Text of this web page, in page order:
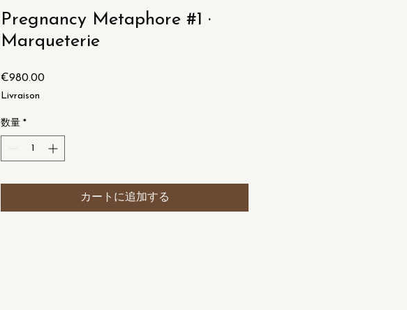
Pregnancy Metaphore #1 ·
Marqueterie
€980.00価
Livraison
数量 *
カートに追加する